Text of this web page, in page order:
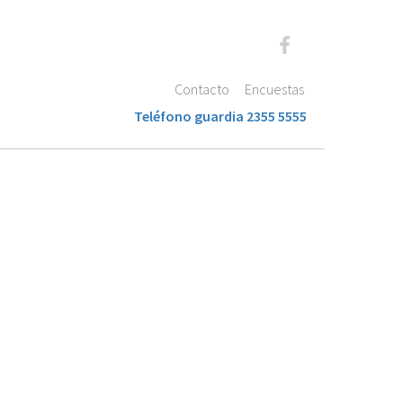
Contacto
Encuestas
Teléfono guardia 2355 5555